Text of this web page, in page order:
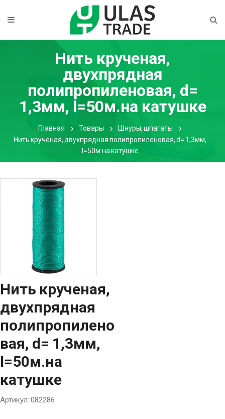
Нить крученая,
двухпрядная
полипропиленовая, d=
1,3мм, l=50м.на катушке
Главная Товары
Шнуры, шпагаты
Нить крученая, двухпрядная полипропиленовая, d= 1,3мм,
l=50м.на катушке
Нить крученая,
двухпрядная
полипропилено
вая, d= 1,3мм,
l=50м.на
катушке
Артикул: 082286